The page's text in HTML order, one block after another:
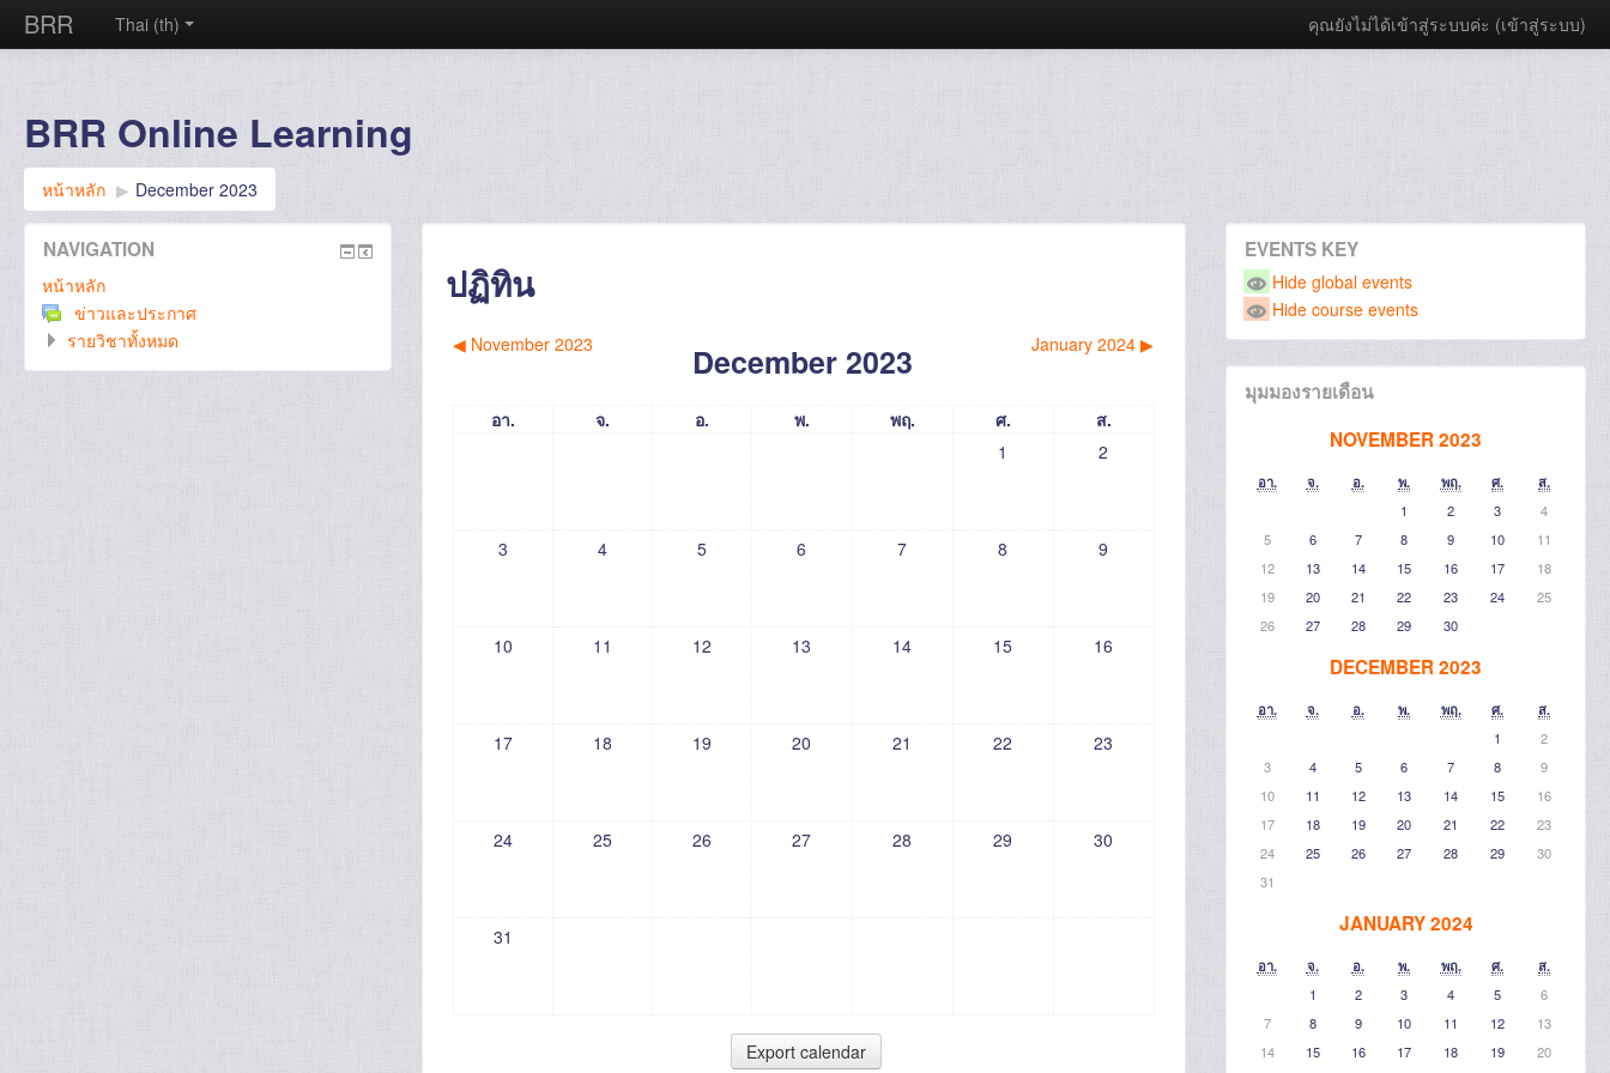
BRR คุณยังไม่ได้เข้าสู่ระบบค่ะ (เข้าสู่ระบบ)
Thai ‎(th)‎
BRR Online Learning
หน้าหลัก ▶︎ December 2023
ปฏิทิน
◀︎ November 2023 December 2023 January 2024 ▶︎
อา. จ. อ. พ. พฤ. ศ.
ส.
1
2
3 4 5 6 7 8 9
10 11 12 13 14 15 16
17 18 19 20 21 22 23
24 25 26 27 28 29 30
31
NAVIGATION
หน้าหลัก
ข่าวและประกาศ
รายวิชาทั้งหมด
EVENTS KEY
Hide global events
Hide course events
มุมมองรายเดือน
NOVEMBER 2023
อา. จ. อ. พ. พฤ. ศ.
ส.
1
2 3
4
5
6 7 8 9 10
11
12
13 14 15 16 17
18
19
20 21 22 23 24
25
26
27 28 29 30
DECEMBER 2023
อา. จ. อ. พ. พฤ. ศ.
ส.
1
2
3
4 5 6 7 8
9
10
11 12 13 14 15
16
17
18 19 20 21 22
23
24
25 26 27 28 29
30
31
JANUARY 2024
อา. จ. อ. พ. พฤ. ศ.
ส.
1
2 3 4 5
6
7
8 9 10 11 12
13
14
15 16 17 18 19
20